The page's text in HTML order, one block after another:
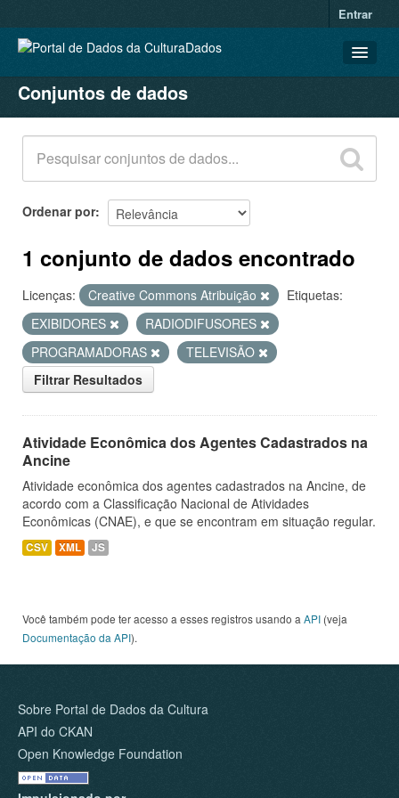
Entrar
CONJUNTOS DE DADOS
ORGANIZAÇÕES
GRUPOS
SOBRE
Conjuntos de dados
Ordenar por
1 conjunto de dados encontrado
Licenças: Creative Commons Atribuição
Etiquetas:
EXIBIDORES
RADIODIFUSORES
PROGRAMADORAS
TELEVISÃO
Filtrar Resultados
Atividade Econômica dos Agentes Cadastrados na
Ancine
Atividade econômica dos agentes cadastrados na Ancine, de
acordo com a Classificação Nacional de Atividades
Econômicas (CNAE), e que se encontram em situação regular.
CSV XML JS
Você também pode ter acesso a esses registros usando a API (veja
Documentação da API).
Sobre Portal de Dados da Cultura
API do CKAN
Open Knowledge Foundation